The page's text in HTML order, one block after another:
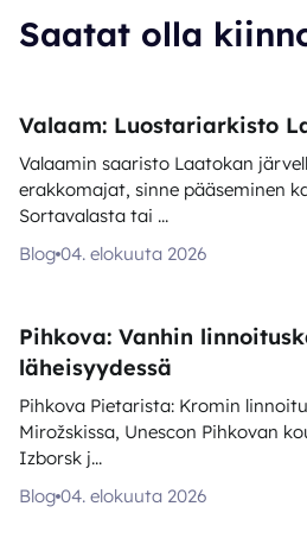
Saatat olla
Valaam: Luostariarkisto
Valaamin saaristo Laatokan
erakkomajat, sinne pääseminen
Sortavalasta tai ...
Blog 04. elokuuta 2026
Pihkova: Vanhin
läheisyydessä
Pihkova Pietarista: Kromin
Mirožskissa, Unescon Pihkovan
Izborsk j...
Blog 04. elokuuta 2026